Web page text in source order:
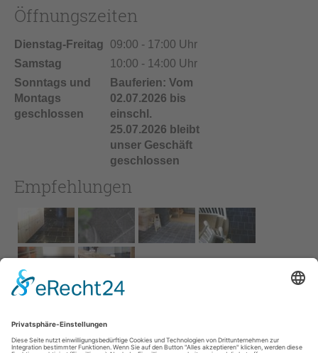
Öffnungszeiten
Dienstag-Freitag
09:00 - 17:00 Uhr
Samstag
10:00 - 14:00 Uhr
Sonntags und
Montags
geschlossen
Bauferien: Vom
02.07.2026 bis
einschl.
25.07.2026 bleibt
unser Geschäft
geschlossen
Empfehlungen
Impressum